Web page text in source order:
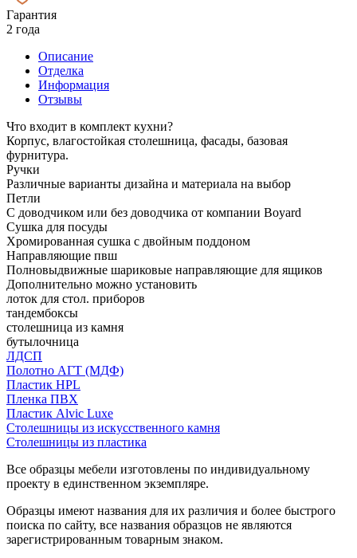
Гарантия
2 года
Описание
Отделка
Информация
Отзывы
Что входит в комплект кухни?
Корпус, влагостойкая столешница, фасады, базовая
фурнитура.
Ручки
Различные варианты дизайна и материала на выбор
Петли
С доводчиком или без доводчика от компании Boyard
Сушка для посуды
Хромированная сушка с двойным поддоном
Направляющие пвш
Полновыдвижные шариковые направляющие для ящиков
Дополнительно можно установить
лоток для стол. приборов
тандембоксы
столешница из камня
бутылочница
ЛДСП
Полотно АГТ (МДФ)
Пластик HPL
Пленка ПВХ
Пластик Alvic Luxe
Столешницы из искусственного камня
Столешницы из пластика
Все образцы мебели изготовлены по индивидуальному
проекту в единственном экземпляре.
Образцы имеют названия для их различия и более быстрого
поиска по сайту, все названия образцов не являются
зарегистрированным товарным знаком.